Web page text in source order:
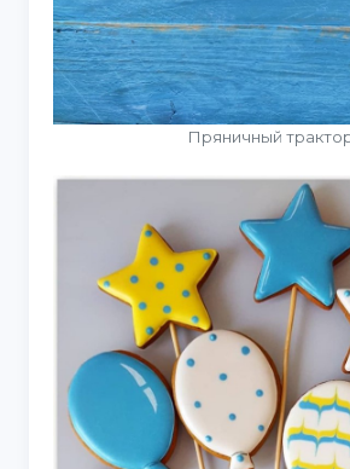
Пряничный